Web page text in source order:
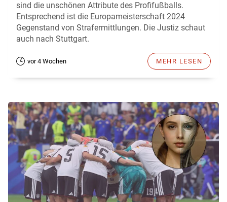
sind die unschönen Attribute des Profifußballs.
Entsprechend ist die Europameisterschaft 2024
Gegenstand von Strafermittlungen. Die Justiz schaut
auch nach Stuttgart.
vor 4 Wochen MEHR LESEN